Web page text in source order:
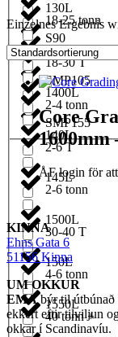
S90
SMP105
SMP155
130L
1350L
1400L
140L
145L
1500L
150L
1550L
18-25 tonn
18-30 T
2-4 tonn
2-6 T
2-6 tonn
30-40 T
4-6 tonn
40 tonn +
Einzelnes Ergebnis
Core
1600mm
ÅF login för
KINNA
Ehns Gata 6
51156 Kinna
UM OKKUR
EMAbýr til útbúnað
ekkert eftir tilviljun
okkar í Scandinavíu.